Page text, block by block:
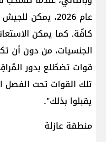
عام 2026، يمكن
كافّة. كما يمكن
الجنسيات، من دون أن
قوات تضطّلع بدور
تلك القوات تحت الفصل
يقبلوا بذلك".
منطقة عازلة